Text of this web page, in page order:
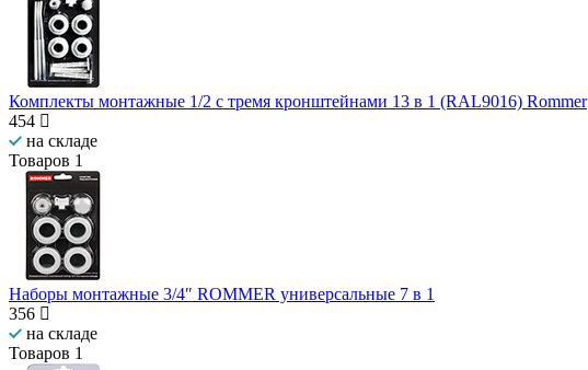
Комплекты монтажные 1/2 с тремя кронштейнами 13 в 1 (RAL9016) Rommer
454
на складе
Товаров 1
Наборы монтажные 3/4″ ROMMER универсальные 7 в 1
356
на складе
Товаров 1